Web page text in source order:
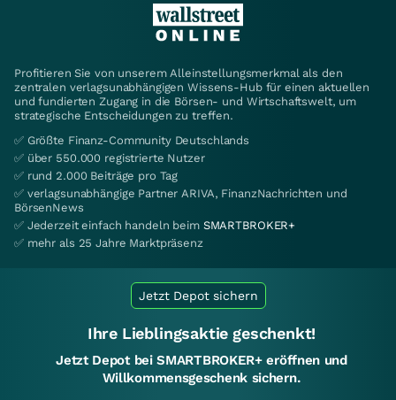
Profitieren Sie von unserem Alleinstellungsmerkmal als den
zentralen verlagsunabhängigen Wissens-Hub für einen aktuellen
und fundierten Zugang in die Börsen- und Wirtschaftswelt, um
strategische Entscheidungen zu treffen.
✅ Größte Finanz-Community Deutschlands
✅ über 550.000 registrierte Nutzer
✅ rund 2.000 Beiträge pro Tag
✅ verlagsunabhängige Partner ARIVA, FinanzNachrichten und
BörsenNews
✅ Jederzeit einfach handeln beim SMARTBROKER+
✅ mehr als 25 Jahre Marktpräsenz
Jetzt Depot sichern
Ihre Lieblingsaktie geschenkt!
Jetzt Depot bei SMARTBROKER+ eröffnen und
Willkommensgeschenk sichern.